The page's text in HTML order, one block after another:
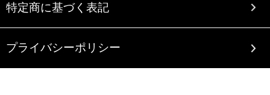
特定商に基づく表記
プライバシーポリシー